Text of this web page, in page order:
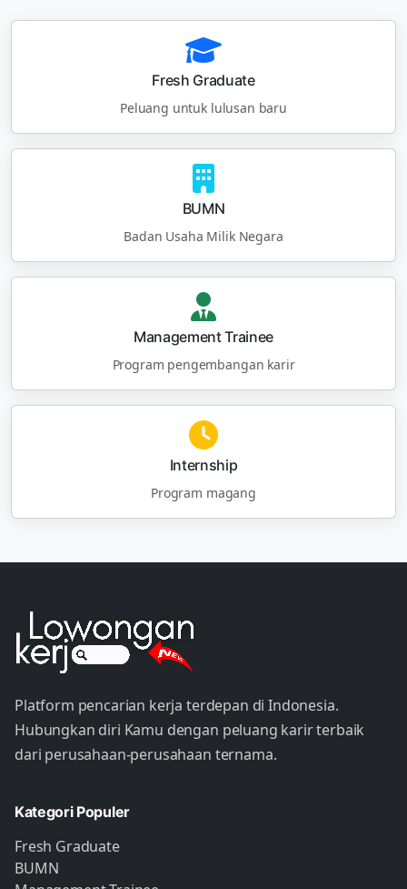
Fresh Graduate
Peluang untuk lulusan baru
BUMN
Badan Usaha Milik Negara
Management Trainee
Program pengembangan karir
Internship
Program magang
Platform pencarian kerja terdepan di Indonesia.
Hubungkan diri Kamu dengan peluang karir terbaik
dari perusahaan-perusahaan ternama.
Kategori Populer
Fresh Graduate
BUMN